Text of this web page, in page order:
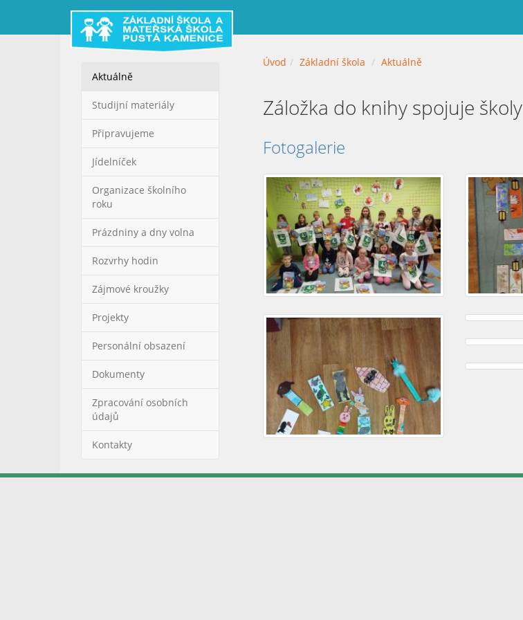
Aktuálně
Studijní materiály
Připravujeme
Jídelníček
Organizace školního
roku
Prázdniny a dny volna
Rozvrhy hodin
Zájmové kroužky
Projekty
Personální obsazení
Dokumenty
Zpracování osobních
údajů
Kontakty
Úvod Základní škola Aktuálně
Záložka do knihy spojuje školy
Fotogalerie